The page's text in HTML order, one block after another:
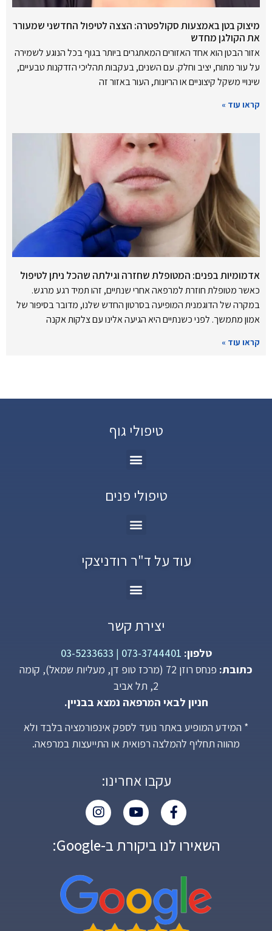
מיצוק בטן באמצעות סקולפטרה: הצצה לטיפול החדשני שמעורר
את הקולגן מחדש
אזור הבטן הוא אחד האזורים המאתגרים ביותר בגוף בכל הנוגע לשמירה
על עור מתוח, יציב וחלק. עם השנים, בעקבות תהליכי הזדקנות טבעיים,
שינויי משקל קיצוניים או הריונות, העור באזור זה
קראו עוד »
אדמומיות בפנים: המטופלת שחזרה וגילתה שהכל ניתן לטיפול
כאשר מטופלת חוזרת למרפאה אחרי שנתיים, זהו תמיד רגע מרגש.
במקרה של הדוגמנית המופיעה בסרטון החדש שלנו, מדובר בסיפור של
אמון מתמשך. לפני כשנתיים היא הגיעה אלינו עם צלקות אקנה
קראו עוד »
טיפולי גוף
טיפולי פנים
עוד על ד"ר רודניצקי
יצירת קשר
טלפון: 073-3744401
|
03-5233633
כתובת:
פנחס רוזן 72 (מרכז טופ דן, מעליות שמאל), קומה
2, תל אביב
חניון לבאי המרפאה נמצא בבניין.
* המידע המופיע באתר נועד לספק אינפורמציה בלבד ולא
מהווה תחליף להמלצה רפואית או התייעצות במרפאה.
עקבו אחרינו:
השאירו לנו ביקורת ב-Google: